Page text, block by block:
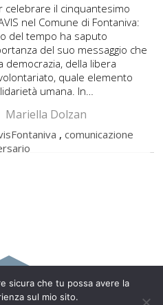
celebrare il cinquantesimo
nel Comune di Fontaniva:
del tempo ha saputo
del suo messaggio che
democrazia, della libera
quale elemento
umana. In…
Mariella Dolzan
, comunicazione
- Via Nobili Cappello, 24 –
sicura che tu possa avere la
sul mio sito.